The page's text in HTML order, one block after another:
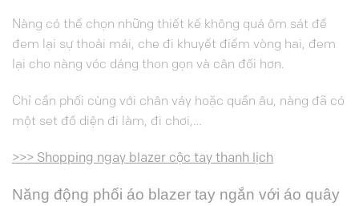
Nàng có thể chọn những thiết kế không quá ôm sát để
đem lại sự thoải mái, che đi khuyết điểm vòng hai, đem
lại cho nàng vóc dáng thon gọn và cân đối hơn.
Chỉ cần phối cùng với chân váy hoặc quần âu, nàng đã có
một set đồ diện đi làm, đi chơi,…
>>> Shopping ngay blazer cộc tay thanh lịch
Năng động phối áo blazer tay ngắn với áo quây